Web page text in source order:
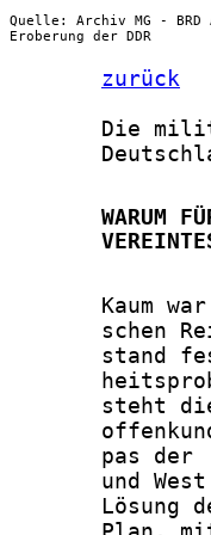
Quelle: Archiv MG - BRD
Eroberung der DDR
zurück
Die
WARUM